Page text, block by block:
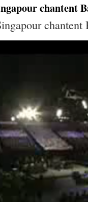
chantent
chantent